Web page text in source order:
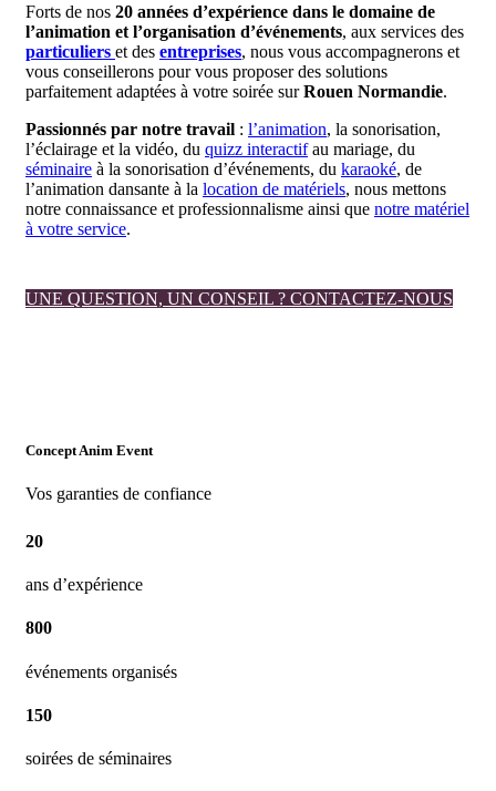
Forts de nos 20 années d’expérience dans le domaine de
l’animation et l’organisation d’événements, aux services des
particuliers et des entreprises, nous vous accompagnerons et
vous conseillerons pour vous proposer des solutions
parfaitement adaptées à votre soirée surRouen Normandie.
Passionnés par notre travail : l’animation, la sonorisation,
l’éclairage et la vidéo, du quizz interactifau mariage, du
séminaire à la sonorisation d’événements, du karaoké, de
l’animation dansante à la location de matériels, nous mettons
notre connaissance et professionnalisme ainsi que notre matériel
à votre service.
UNE QUESTION, UN CONSEIL ? CONTACTEZ-NOUS
Concept Anim Event
Vos garanties de confiance
20
ans d’expérience
800
événements organisés
150
soirées de séminaires